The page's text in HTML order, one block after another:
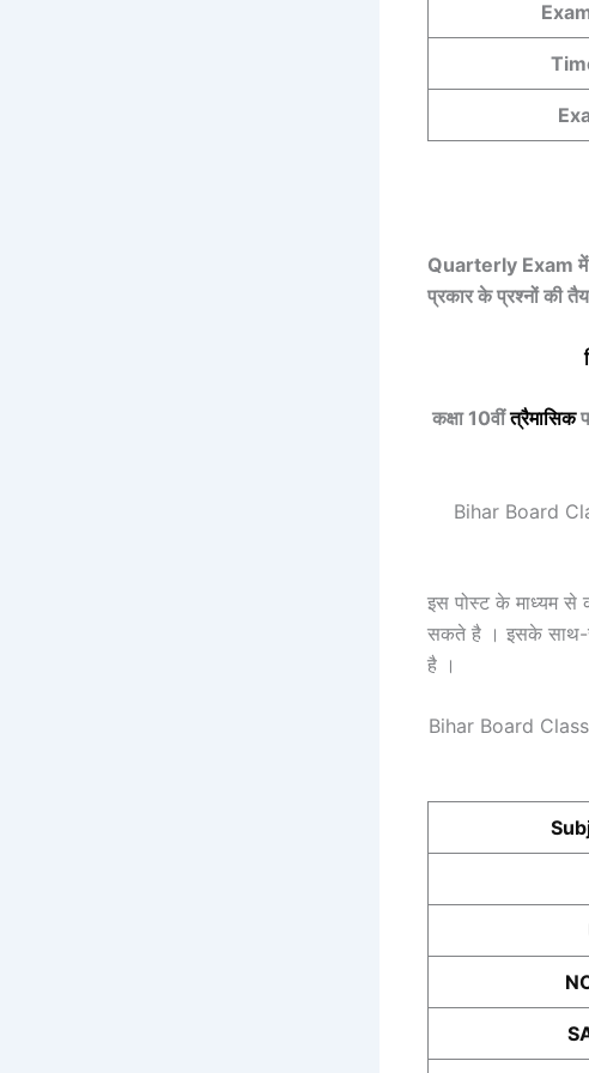
Quarterly Exam में
प्रकार के प्रश्नों की
कक्षा 10वीं त्रैमासिक
Bihar Board
इस पोस्ट के माध्यम से
सकते है । इसके साथ-
है ।
Bihar Board